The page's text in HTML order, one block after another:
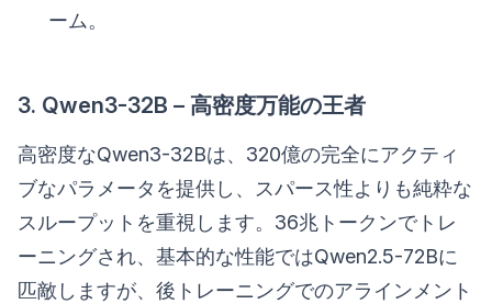
ーム。
3. Qwen3-32B – 高密度万能の王者
高密度なQwen3-32Bは、320億の完全にアクティ
ブなパラメータを提供し、スパース性よりも純粋な
スループットを重視します。36兆トークンでトレ
ーニングされ、基本的な性能ではQwen2.5-72Bに
匹敵しますが、後トレーニングでのアラインメント